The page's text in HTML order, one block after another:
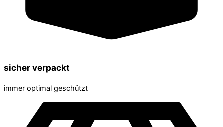
sicher verpackt
immer optimal geschützt